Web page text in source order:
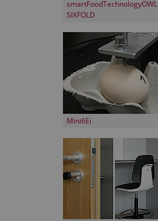
smartFoodTechnologyOWL
SIXFOLD
Mini6Ei